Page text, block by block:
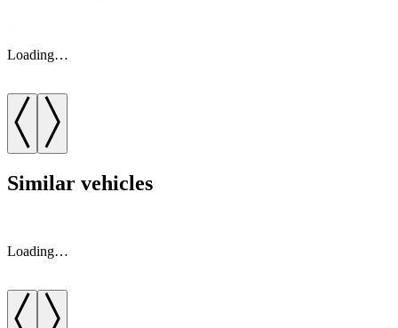
Loading…
Similar vehicles
Loading…